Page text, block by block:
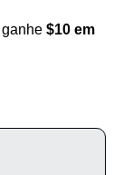
$10 em